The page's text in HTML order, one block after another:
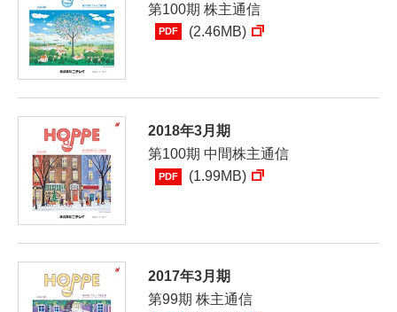
第100期 株主通信
PDF (2.46MB)
2018年3月期
第100期 中間株主通信
PDF (1.99MB)
2017年3月期
第99期 株主通信